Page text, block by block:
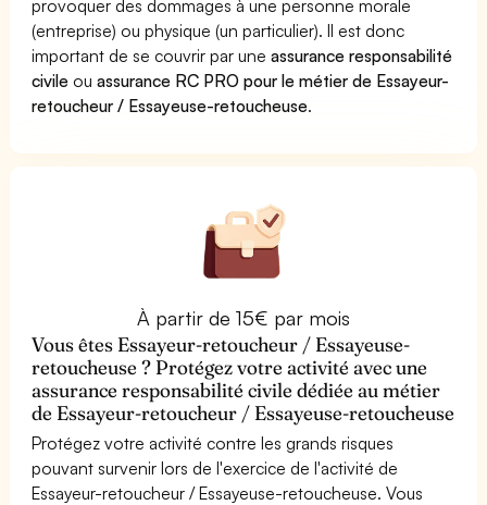
provoquer des dommages à une personne morale
(entreprise) ou physique (un particulier). Il est donc
important de se couvrir par uneassurance responsabilité
civile ouassurance RC PRO pour le métier de Essayeur-
retoucheur / Essayeuse-retoucheuse.
À partir de 15€ par mois
Vous êtes Essayeur-retoucheur / Essayeuse-
retoucheuse ? Protégez votre activité avec une
assurance responsabilité civile dédiée au métier
de Essayeur-retoucheur / Essayeuse-retoucheuse
Protégez votre activité contre les grands risques
pouvant survenir lors de l'exercice de l'activité de
Essayeur-retoucheur / Essayeuse-retoucheuse. Vous